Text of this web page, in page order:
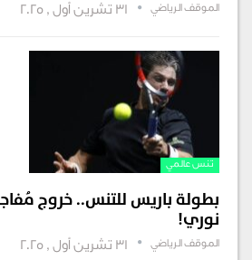
الموقف الرياضي 31 تشرين أول , 2025
تنس عالمي
بطولة باريس للتنس.. خروج
نوري!
الموقف الرياضي 31 تشرين أول , 2025